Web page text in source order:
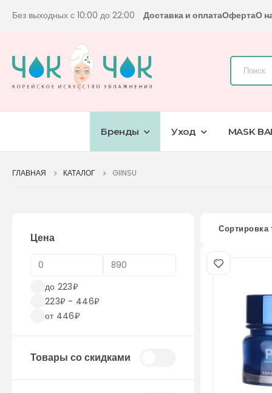
Без выходных с 10:00 до 22:00 Доставка и оплатаОфертаО
Бренды Уход MASK
ГЛАВНАЯ КАТАЛОГ GIINSU
Сортировка
Цена
до 223₽
223₽ - 446₽
от 446₽
Товары со скидками